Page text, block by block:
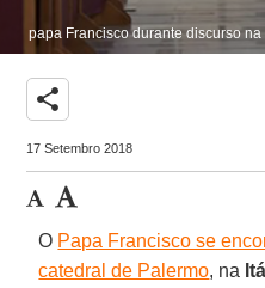
papa Francisco durante discurso
share
17 Setembro 2018
O Papa Francisco se
catedral de Palermo, na